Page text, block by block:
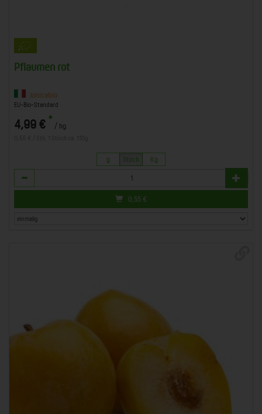
Pflaumen rot
Jonicabio
EU-Bio-Standard
4,99 € * / kg
g Stück Kg
Anzahl
0,55 €